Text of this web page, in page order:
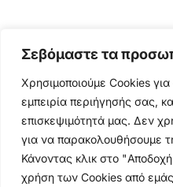
Σεβόμαστε τα
Χρησιμοποιούμε Cookies
εμπειρία περιήγησής σας,
επισκεψιμότητά μας. Δεν
για να παρακολουθήσουμε
Κάνοντας κλικ στο
χρήση των Cookies από